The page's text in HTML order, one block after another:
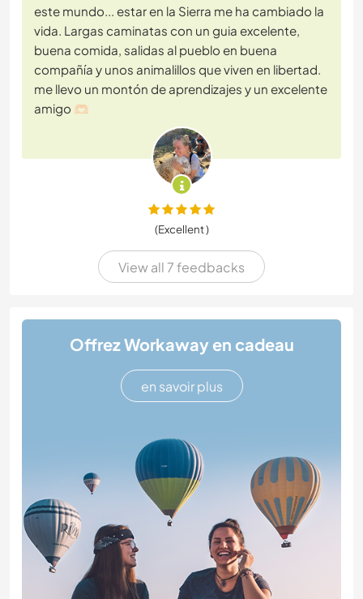
este mundo... estar en la Sierra me ha cambiado la
vida. Largas caminatas con un guia excelente,
buena comida, salidas al pueblo en buena
compañía y unos animalillos que viven en libertad.
me llevo un montón de aprendizajes y un excelente
amigo 🫶🏻
(Excellent )
View all 7 feedbacks
Offrez Workaway en cadeau
en savoir plus